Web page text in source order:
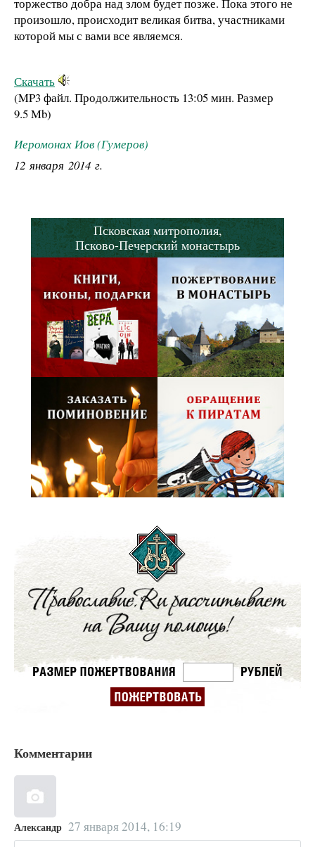
торжество добра над злом будет позже. Пока этого не
произошло, происходит великая битва, участниками
которой мы с вами все являемся.
Скачать
(MP3 файл. Продолжительность 13:05 мин. Размер
9.5 Mb)
Иеромонах Иов (Гумеров)
12 января 2014 г.
Псковская митрополия,
Псково-Печерский монастырь
Комментарии
Александр 27 января 2014, 16:19